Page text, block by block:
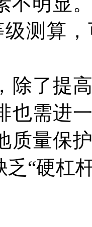
级测算
了提高
也需进
质量保
“硬杠